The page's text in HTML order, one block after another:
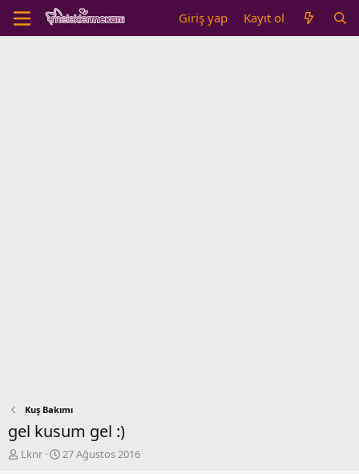
Giriş yap Kayıt ol
Kuş Bakımı
gel kusum gel :)
KLknr
B
27 Ağustos 2016